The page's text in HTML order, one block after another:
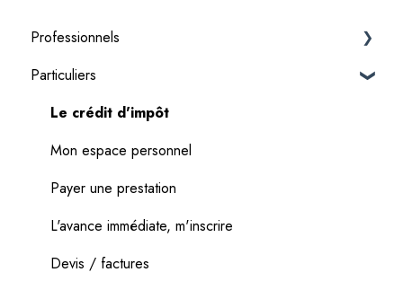
Professionnels
Premiers pas & adhésion
Gestion de mon fichier client
Devis
Factures
Finance
Gérer mes moyens de paiements
Particuliers
Le crédit d'impôt
Mon espace personnel
Payer une prestation
L'avance immédiate, m'inscrire
Devis / factures